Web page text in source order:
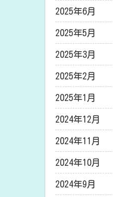
2025年6月
2025年5月
2025年3月
2025年2月
2025年1月
2024年12月
2024年11月
2024年10月
2024年9月